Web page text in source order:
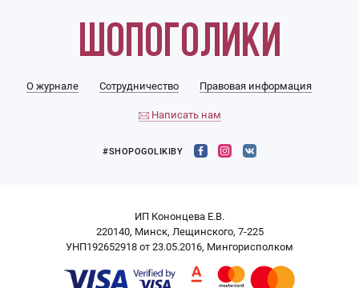
О журнале Сотрудничество Правовая информация
Написать нам
#SHOPOGOLIKIBY
ИП Кононцева Е.В.
220140, Минск, Лещинского, 7-225
УНП192652918 от 23.05.2016, Мингорисполком